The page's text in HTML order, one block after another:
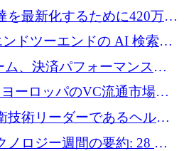
をもたらすために 400 万
を最新化するために420万ポ
ンドツーエンドの AI 検索最
ームを拡張するために 600
、決済パフォーマンスプ
のためにこれまでに720
ヨーロッパのVC流通市場の
ために1億1,500万ユーロの
げる
技術リーダーであるヘルシ
の評価額で18億ドルのシリ
ノロジー週間の要約: 28 億